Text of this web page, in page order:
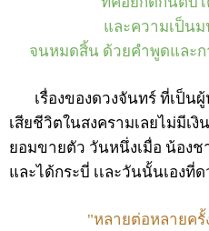
และความเป็น
จนหมดสิ้น ด้วยคำพูดและ
เรื่องของดวงจันทร์ ที่เป็นผู้
เสียชีวิตในสงครามเลยไม่มีเงิ
ยอมขายตัว วันหนึ่งเมื่อ น้องช
และได้กระบี่ เเละวันนั้นเอง
"หลายต่อหลายค